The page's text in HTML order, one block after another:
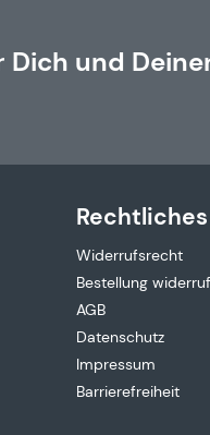
und
Rechtliches
Widerrufsrecht
Bestellung
AGB
Datenschutz
Impressum
Barrierefreiheit